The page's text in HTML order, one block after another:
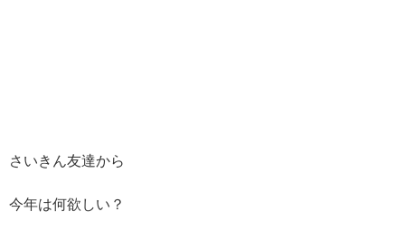
さいきん友達から
今年は何欲しい？